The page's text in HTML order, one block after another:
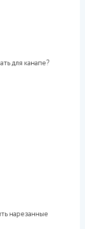
для канапе?
нарезанные